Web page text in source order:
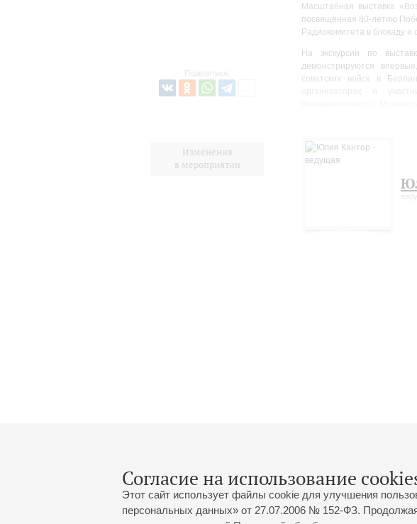
Согласие на использование
Этот сайт использует файлы cookie для улучшения
персональных данных» от 27.07.2006 № 152-ФЗ.
Поделиться:
Изменения
в мероприятии
Масштабная выставка
посвященная 80-летию
Радиокомитета в блокаду и
На экскурсии по
демонстрируются
советских войск в
Экскурсия охватит ряд
историю оценки и
первую блокадную зиму,
Седьмой симфонии и
программы оркестра